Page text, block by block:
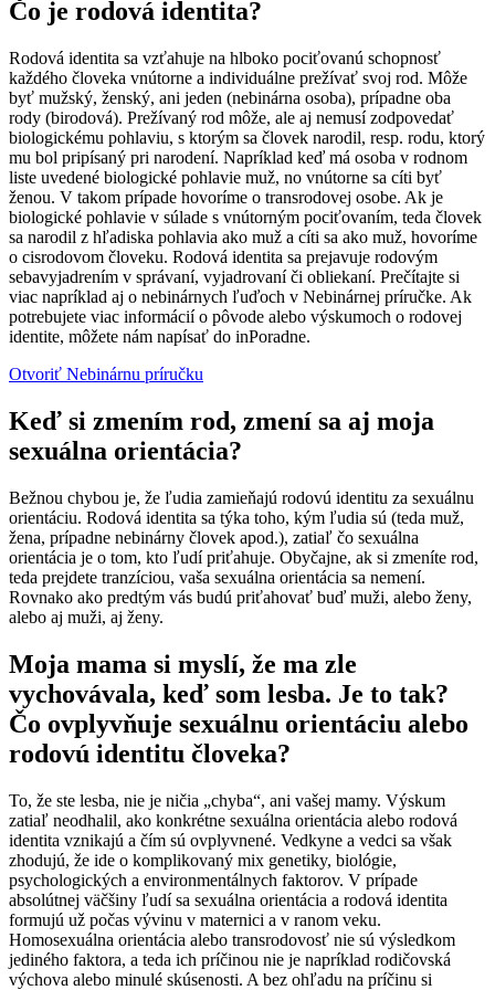
Čo je rodová identita?
Rodová identita sa vzťahuje na hlboko pociťovanú schopnosť
každého človeka vnútorne a individuálne prežívať svoj rod. Môže
byť mužský, ženský, ani jeden (nebinárna osoba), prípadne oba
rody (birodová). Prežívaný rod môže, ale aj nemusí zodpovedať
biologickému pohlaviu, s ktorým sa človek narodil, resp. rodu, ktorý
mu bol pripísaný pri narodení. Napríklad keď má osoba v rodnom
liste uvedené biologické pohlavie muž, no vnútorne sa cíti byť
ženou. V takom prípade hovoríme o transrodovej osobe. Ak je
biologické pohlavie v súlade s vnútorným pociťovaním, teda človek
sa narodil z hľadiska pohlavia ako muž a cíti sa ako muž, hovoríme
o cisrodovom človeku. Rodová identita sa prejavuje rodovým
sebavyjadrením v správaní, vyjadrovaní či obliekaní. Prečítajte si
viac napríklad aj o nebinárnych ľuďoch v Nebinárnej príručke. Ak
potrebujete viac informácií o pôvode alebo výskumoch o rodovej
identite, môžete nám napísať do inPoradne.
Otvoriť Nebinárnu príručku
Keď si zmením rod, zmení sa aj moja
sexuálna orientácia?
Bežnou chybou je, že ľudia zamieňajú rodovú identitu za sexuálnu
orientáciu. Rodová identita sa týka toho, kým ľudia sú (teda muž,
žena, prípadne nebinárny človek apod.), zatiaľ čo sexuálna
orientácia je o tom, kto ľudí priťahuje. Obyčajne, ak si zmeníte rod,
teda prejdete tranzíciou, vaša sexuálna orientácia sa nemení.
Rovnako ako predtým vás budú priťahovať buď muži, alebo ženy,
alebo aj muži, aj ženy.
Moja mama si myslí, že ma zle
vychovávala, keď som lesba. Je to tak?
Čo ovplyvňuje sexuálnu orientáciu alebo
rodovú identitu človeka?
‍To, že ste lesba, nie je ničia „chyba“, ani vašej mamy. Výskum
zatiaľ neodhalil, ako konkrétne sexuálna orientácia alebo rodová
identita vznikajú a čím sú ovplyvnené. Vedkyne a vedci sa však
zhodujú, že ide o komplikovaný mix genetiky, biológie,
psychologických a environmentálnych faktorov. V prípade
absolútnej väčšiny ľudí sa sexuálna orientácia a rodová identita
formujú už počas vývinu v maternici a v ranom veku.
Homosexuálna orientácia alebo transrodovosť nie sú výsledkom
jediného faktora, a teda ich príčinou nie je napríklad rodičovská
výchova alebo minulé skúsenosti. A bez ohľadu na príčinu si